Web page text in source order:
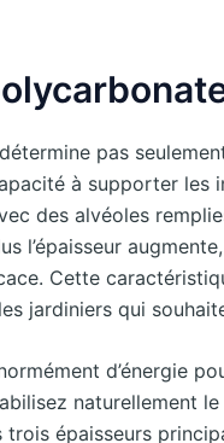
pas
à supporter les
des alvéoles
l’épaisseur
Cette
jardiniers qui
d’énergie
naturellement
épaisseurs